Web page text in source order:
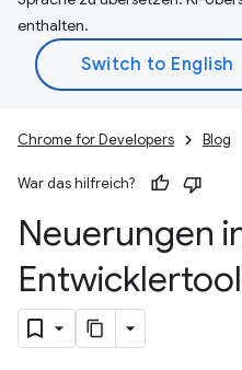
enthalten.
Chrome for Developers Blog
War das hilfreich?
Neuerungen